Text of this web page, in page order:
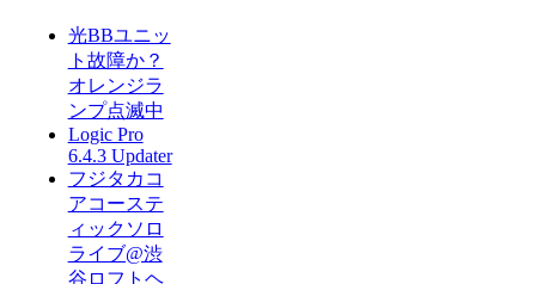
光BBユニッ
ト故障か？
オレンジラ
ンプ点滅中
Logic Pro
6.4.3 Updater
フジタカコ
アコーステ
ィックソロ
ライブ@渋
谷ロフトヘ